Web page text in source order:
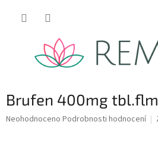
Brufen 400mg
Průměrné
Neohodnoceno Podrobnosti hodnocení